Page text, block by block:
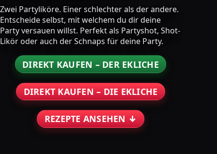
Zwei Partyliköre. Einer schlechter als der andere.
Entscheide selbst, mit welchem du dir deine
Party versauen willst. Perfekt als Partyshot, Shot-
Likör oder auch der Schnaps für deine Party.
DIREKT KAUFEN – DER EKLICHE
DIREKT KAUFEN – DIE EKLICHE
REZEPTE ANSEHEN ↓